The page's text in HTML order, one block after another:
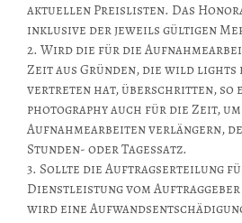
aktuellen Preislisten. Das
inklusive der jeweils gültigen
2. Wird die für die
Zeit aus Gründen, die wild lights
vertreten hat, überschritten,
photography auch für die Zeit,
Aufnahmearbeiten verlängern,
Stunden- oder Tagessatz.
3. Sollte die Auftragserteilung
Dienstleistung vom
wird eine